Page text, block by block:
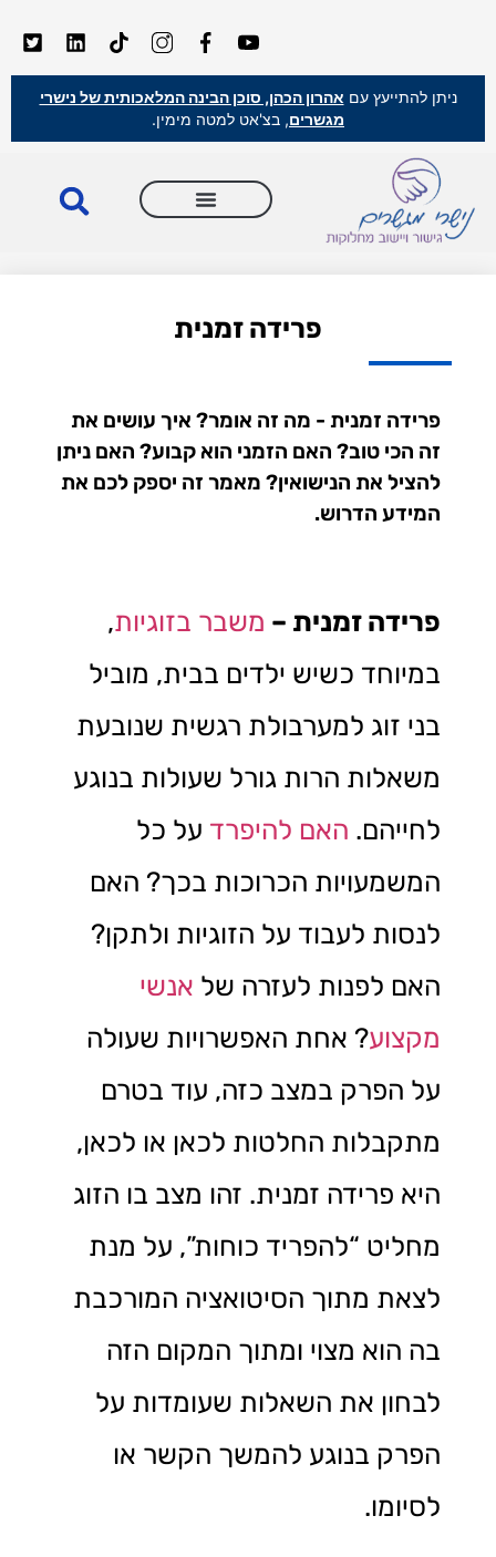
ניתן להתייעץ עם אהרון הכהן, סוכן הבינה המלאכותית של נישרי
מגשרים, בצ'אט למטה מימין.
פרידה זמנית
פרידה זמנית - מה זה אומר? איך עושים את
זה הכי טוב? האם הזמני הוא קבוע? האם ניתן
להציל את הנישואין? מאמר זה יספק לכם את
המידע הדרוש.
פרידה זמנית – משבר בזוגיות,
במיוחד כשיש ילדים בבית, מוביל
בני זוג למערבולת רגשית שנובעת
משאלות הרות גורל שעולות בנוגע
לחייהם. האם להיפרד על כל
המשמעויות הכרוכות בכך? האם
לנסות לעבוד על הזוגיות ולתקן?
האם לפנות לעזרה של אנשי
מקצוע? אחת האפשרויות שעולה
על הפרק במצב כזה, עוד בטרם
מתקבלות החלטות לכאן או לכאן,
היא פרידה זמנית. זהו מצב בו הזוג
מחליט “להפריד כוחות”, על מנת
לצאת מתוך הסיטואציה המורכבת
בה הוא מצוי ומתוך המקום הזה
לבחון את השאלות שעומדות על
הפרק בנוגע להמשך הקשר או
לסיומו.